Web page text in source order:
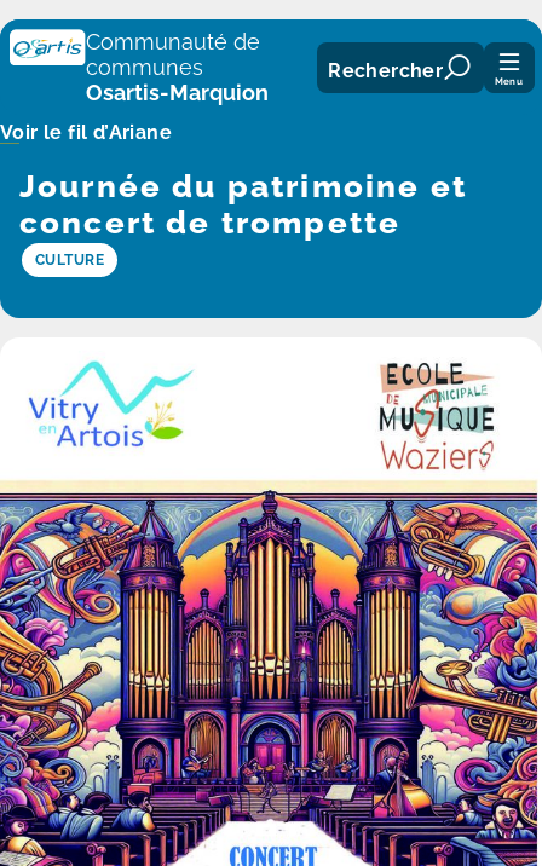
Panneau de gestion des cookies
Communauté de
communes
Osartis-Marquion
Rechercher Menu
Voir le fil d’Ariane
Journée du patrimoine et
concert de trompette
CULTURE